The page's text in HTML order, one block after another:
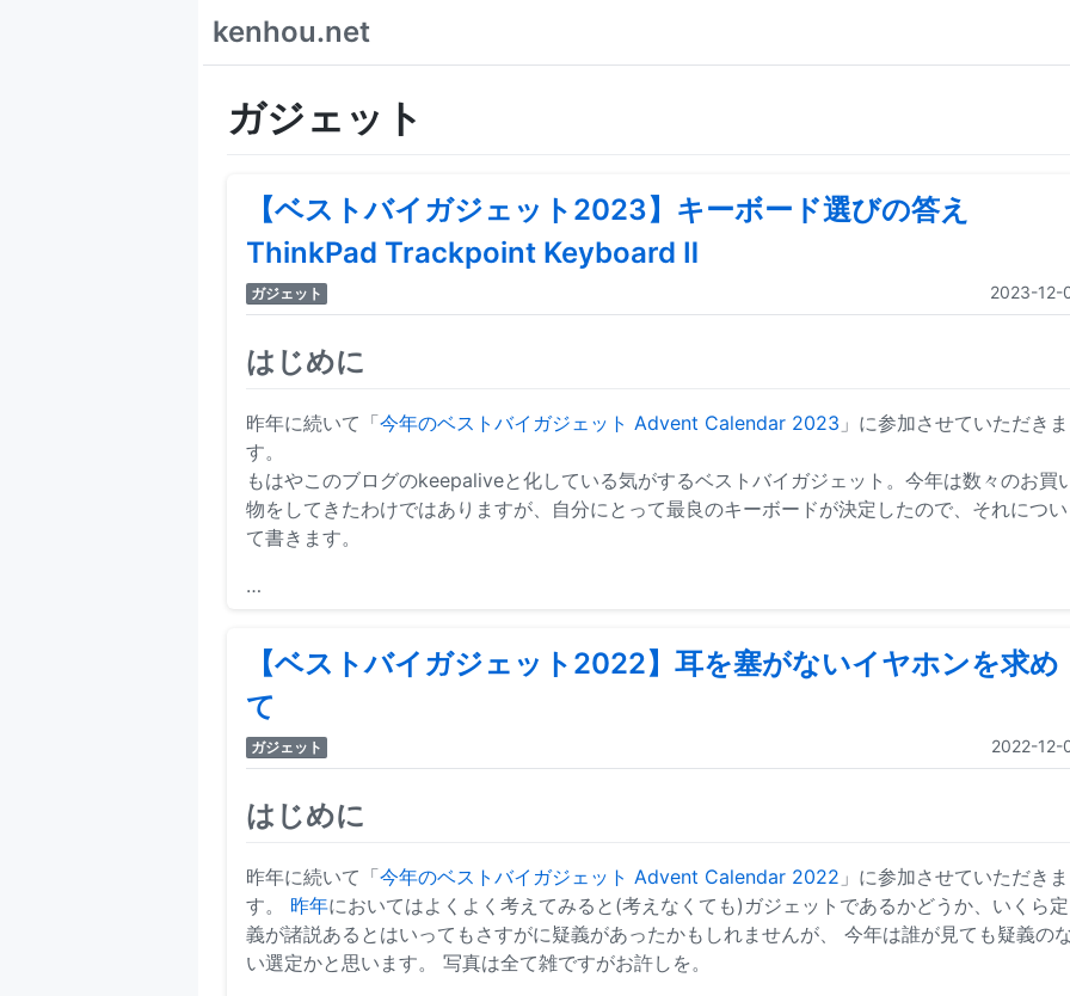
kenhou.net
ガジェット
【ベストバイガジェット2023】キーボード選びの答え
ThinkPad Trackpoint Keyboard Ⅱ
ガジェット 2023-12-
はじめに
昨年に続いて「今年のベストバイガジェット Advent Calendar 2023 」に参加させていただきま
す。
もはやこのブログのkeepaliveと化している気がするベストバイガジェット。今年は数々のお買
物をしてきたわけではありますが、自分にとって最良のキーボードが決定したので、それについ
て書きます。
…
【ベストバイガジェット2022】耳を塞がないイヤホンを求め
て
ガジェット 2022-12-
はじめに
昨年に続いて「今年のベストバイガジェット Advent Calendar 2022 」に参加させていただきま
す。 昨年においてはよくよく考えてみると(考えなくても)ガジェットであるかどうか、いくら定
義が諸説あるとはいってもさすがに疑義があったかもしれませんが、 今年は誰が見ても疑義の
い選定かと思います。 写真は全て雑ですがお許しを。